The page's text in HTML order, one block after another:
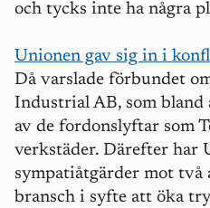
och tycks inte ha några
Unionen gav sig in i
Då varslade förbundet
Industrial AB, som
av de fordonslyftar som
verkstäder. Därefter har
sympatiåtgärder mot två
bransch i syfte att öka